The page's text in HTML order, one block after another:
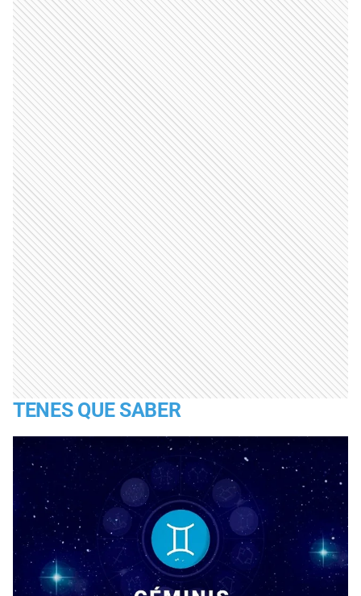
TENES QUE SABER